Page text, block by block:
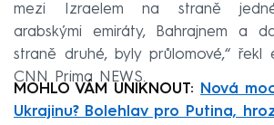
mezi Izraelem na straně
arabskými emiráty, Bahrajnem a
straně druhé, byly průlomové,“ řekl
CNN Prima NEWS.
MOHLO VÁM UNIKNOUT:
Nová
Ukrajinu? Bolehlav pro Putina,